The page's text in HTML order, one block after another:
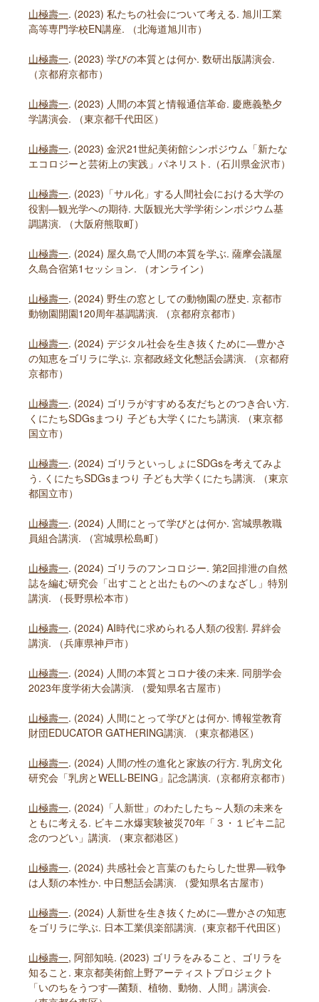
山極壽一. (2023) 私たちの社会について考える. 旭川工業
高等専門学校EN講座. （北海道旭川市）
山極壽一. (2023) 学びの本質とは何か. 数研出版講演会.
（京都府京都市）
山極壽一. (2023) 人間の本質と情報通信革命. 慶應義塾夕
学講演会. （東京都千代田区）
山極壽一. (2023) 金沢21世紀美術館シンポジウム「新たな
エコロジーと芸術上の実践」パネリスト.（石川県金沢市）
山極壽一. (2023)「サル化」する人間社会における大学の
役割―観光学への期待. 大阪観光大学学術シンポジウム基
調講演. （大阪府熊取町）
山極壽一. (2024) 屋久島で人間の本質を学ぶ. 薩摩会議屋
久島合宿第1セッション. （オンライン）
山極壽一. (2024) 野生の窓としての動物園の歴史. 京都市
動物園開園120周年基調講演. （京都府京都市）
山極壽一. (2024) デジタル社会を生き抜くために―豊かさ
の知恵をゴリラに学ぶ. 京都政経文化懇話会講演. （京都府
京都市）
山極壽一. (2024) ゴリラがすすめる友だちとのつき合い方.
くにたちSDGsまつり 子ども大学くにたち講演. （東京都
国立市）
山極壽一. (2024) ゴリラといっしょにSDGsを考えてみよ
う. くにたちSDGsまつり 子ども大学くにたち講演. （東京
都国立市）
山極壽一. (2024) 人間にとって学びとは何か. 宮城県教職
員組合講演. （宮城県松島町）
山極壽一. (2024) ゴリラのフンコロジー. 第2回排泄の自然
誌を編む研究会「出すことと出たものへのまなざし」特別
講演. （長野県松本市）
山極壽一. (2024) AI時代に求められる人類の役割. 昇絆会
講演. （兵庫県神戸市）
山極壽一. (2024) 人間の本質とコロナ後の未来. 同朋学会
2023年度学術大会講演. （愛知県名古屋市）
山極壽一. (2024) 人間にとって学びとは何か. 博報堂教育
財団EDUCATOR GATHERING講演. （東京都港区）
山極壽一. (2024) 人間の性の進化と家族の行方. 乳房文化
研究会「乳房とWELL-BEING」記念講演.（京都府京都市）
山極壽一. (2024)「人新世」のわたしたち～人類の未来を
ともに考える. ビキニ水爆実験被災70年「３・１ビキニ記
念のつどい」講演. （東京都港区）
山極壽一. (2024) 共感社会と言葉のもたらした世界―戦争
は人類の本性か. 中日懇話会講演. （愛知県名古屋市）
山極壽一. (2024) 人新世を生き抜くために―豊かさの知恵
をゴリラに学ぶ. 日本工業倶楽部講演.（東京都千代田区）
山極壽一, 阿部知暁. (2023) ゴリラをみること、ゴリラを
知ること. 東京都美術館上野アーティストプロジェクト
「いのちをうつす―菌類、植物、動物、人間」講演会.